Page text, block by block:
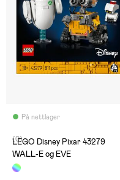
På nettlager
(0)
LEGO Disney Pixar 43279
WALL-E og EVE